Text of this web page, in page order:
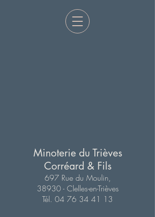
Minoterie du Trièves
Corréard & Fils
697 Rue du Moulin,
38930 - Clelles-en-Trièves
Tél. 04 76 34 41 13